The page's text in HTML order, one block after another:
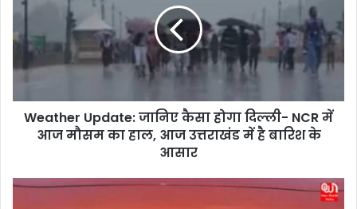
h
r
p
:
Weather Update: जानिए कैसा होगा दिल्ली- NCR में
आज मौसम का हाल, आज उत्तराखंड में है बारिश के
आसार
B